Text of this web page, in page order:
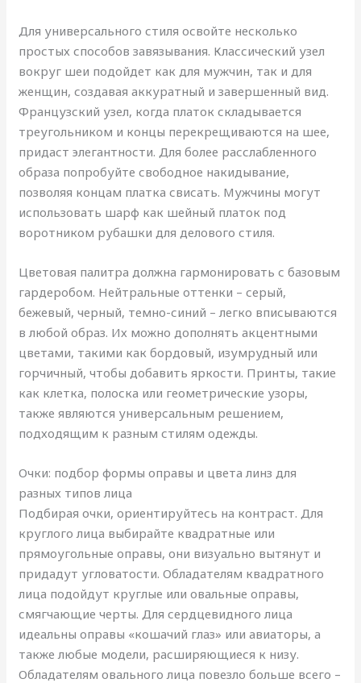
Для универсального стиля освойте несколько
простых способов завязывания. Классический узел
вокруг шеи подойдет как для мужчин, так и для
женщин, создавая аккуратный и завершенный вид.
Французский узел, когда платок складывается
треугольником и концы перекрещиваются на шее,
придаст элегантности. Для более расслабленного
образа попробуйте свободное накидывание,
позволяя концам платка свисать. Мужчины могут
использовать шарф как шейный платок под
воротником рубашки для делового стиля.
Цветовая палитра должна гармонировать с базовым
гардеробом. Нейтральные оттенки – серый,
бежевый, черный, темно-синий – легко вписываются
в любой образ. Их можно дополнять акцентными
цветами, такими как бордовый, изумрудный или
горчичный, чтобы добавить яркости. Принты, такие
как клетка, полоска или геометрические узоры,
также являются универсальным решением,
подходящим к разным стилям одежды.
Очки: подбор формы оправы и цвета линз для
разных типов лица
Подбирая очки, ориентируйтесь на контраст. Для
круглого лица выбирайте квадратные или
прямоугольные оправы, они визуально вытянут и
придадут угловатости. Обладателям квадратного
лица подойдут круглые или овальные оправы,
смягчающие черты. Для сердцевидного лица
идеальны оправы «кошачий глаз» или авиаторы, а
также любые модели, расширяющиеся к низу.
Обладателям овального лица повезло больше всего –